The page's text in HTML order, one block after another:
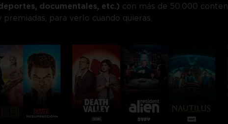
documentales, etc.) con más de 50.000
para verlo cuando quieras.